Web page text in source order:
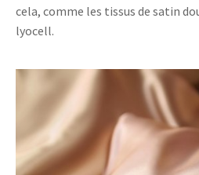
cela, comme les tissus de satin
lyocell.